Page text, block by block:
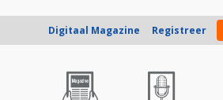
Digitaal Magazine Registreer